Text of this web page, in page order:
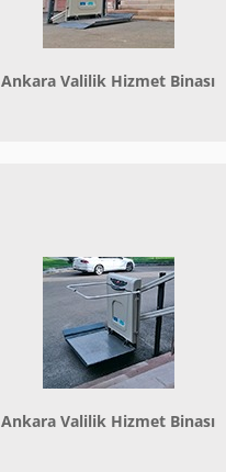
Ankara Valilik Hizmet Binası
Ankara Valilik Hizmet Binası